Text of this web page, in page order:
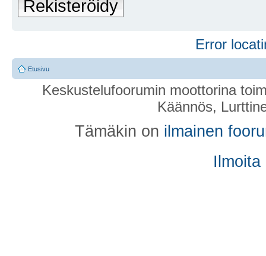
Rekisteröidy
Error
Etusivu
Keskustelufoorumin moottorina
Käännös,
Tämäkin on ilmainen